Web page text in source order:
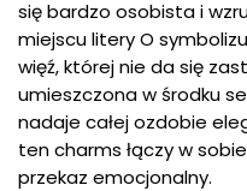
się bardzo osobista i
miejscu litery O
więź, której nie da się
umieszczona w środku
nadaje całej ozdobie
ten charms łączy w
przekaz emocjonalny.